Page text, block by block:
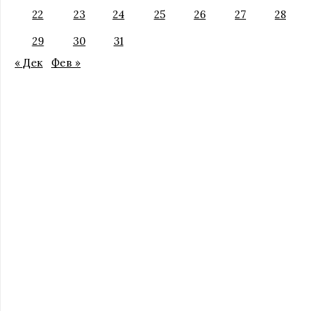
22
23 24 25 26 27
28
29
30
31
« Дек
Фев »